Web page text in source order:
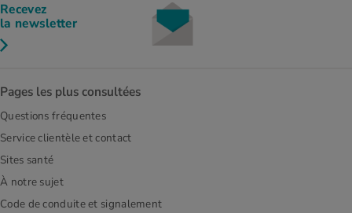
Recevez
la newsletter
Pages les plus consultées
Questions fréquentes
Service clientèle et contact
Sites santé
À notre sujet
Code de conduite et signalement